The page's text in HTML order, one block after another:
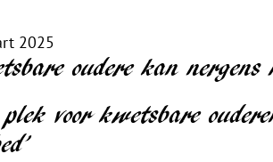
2025
oudere kan nergens
plek voor kwetsbare